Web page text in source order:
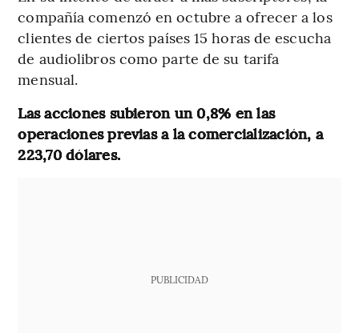
compañía comenzó en octubre a ofrecer a los
clientes de ciertos países 15 horas de escucha
de audiolibros como parte de su tarifa
mensual.
Las acciones subieron un 0,8% en las
operaciones previas a la comercialización, a
223,70 dólares.
PUBLICIDAD